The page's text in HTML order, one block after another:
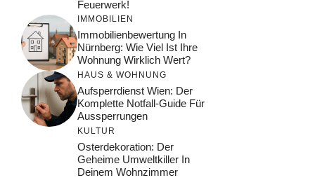
Feuerwerk!
IMMOBILIEN
Immobilienbewertung In
Nürnberg: Wie Viel Ist Ihre
Wohnung Wirklich Wert?
HAUS & WOHNUNG
Aufsperrdienst Wien: Der
Komplette Notfall-Guide Für
Aussperrungen
KULTUR
Osterdekoration: Der
Geheime Umweltkiller In
Deinem Wohnzimmer